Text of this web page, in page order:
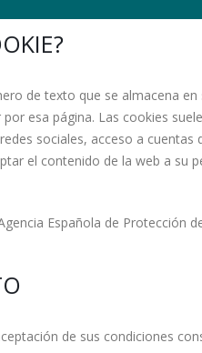
de texto que se almacena
esa página. Las cookies
sociales, acceso a cuentas
el contenido de la web a su
Española de
de sus condiciones